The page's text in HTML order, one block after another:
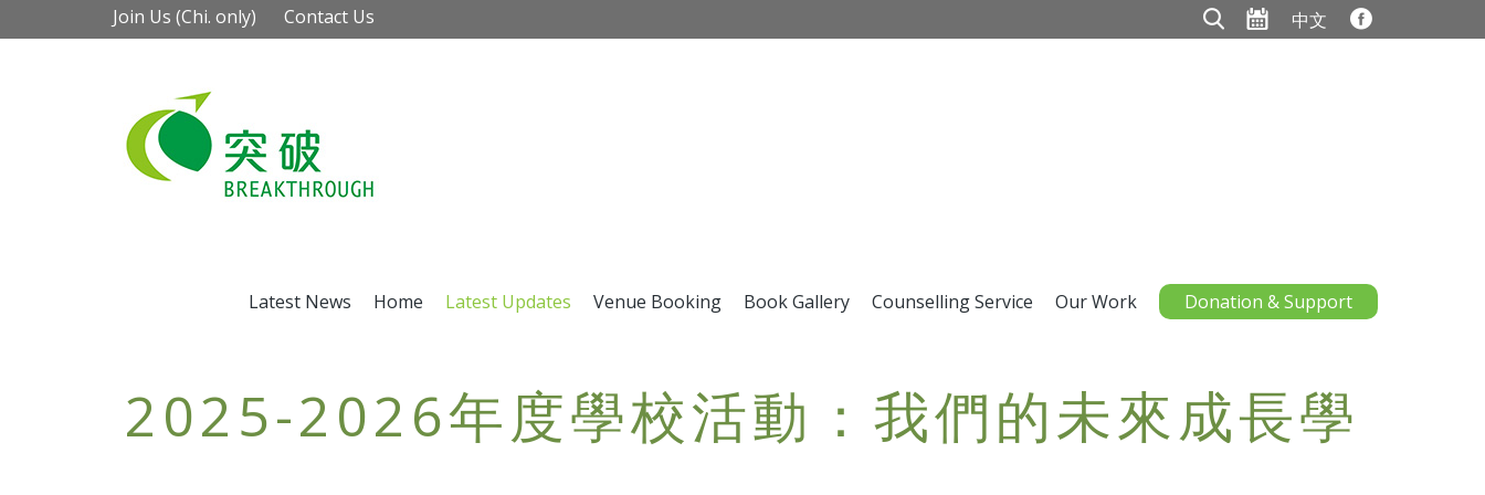
Join Us (Chi. only) Contact Us 中文
Latest News Home Latest Updates Venue Booking Book Gallery Counselling Service Our Work Donation & Support
2025-2026年度學校活動：我們的未來成長學